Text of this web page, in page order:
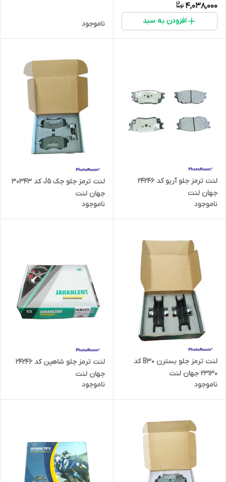
4,038,000
افزودن به سبد ناموجود
لنت ترمز جلو آریو کد 24246
جهان لنت
ناموجود
لنت ترمز جلو جک J5 کد 30343
جهان لنت
ناموجود
لنت ترمز جلو بسترن B30 کد
23130 جهان لنت
ناموجود
لنت ترمز جلو شاهین کد 24246
جهان لنت
ناموجود